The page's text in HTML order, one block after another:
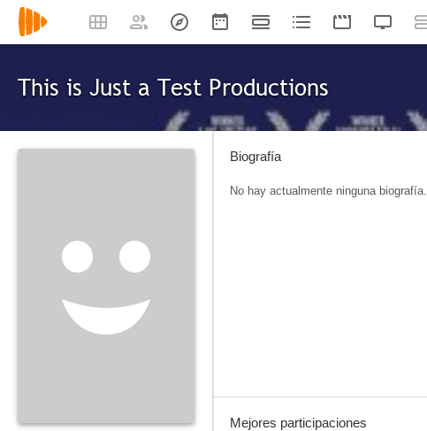
This is Just a Test Productions
Biografía
No hay actualmente ninguna biografía.
Mejores participaciones